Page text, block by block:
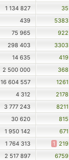
1 134 827
35
439
5383
75 965
922
298 403
3303
14 635
419
2 500 000
368
16 604 557
1261
4 312
2178
3 777 243
8211
30 620
815
1 950 142
671
1 764 313 1 219
2 517 897
6759